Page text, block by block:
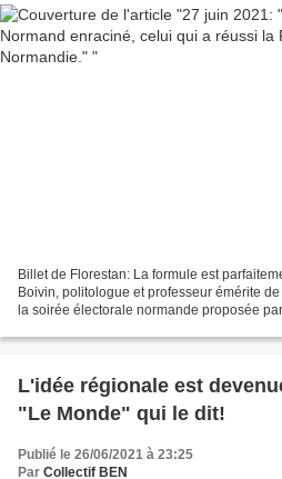
Billet de Florestan: La formule est
Boivin, politologue et professeur émérite
la soirée électorale normande proposée
L'idée régionale est
"Le Monde" qui le dit!
Publié le 26/06/2021 à 23:25
Par Collectif BEN